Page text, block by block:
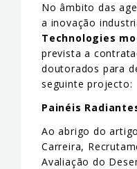
No âmbito das
a inovação
Technologies
prevista a
doutorados para
seguinte projecto:
Painéis
Ao abrigo do
Carreira,
Avaliação do